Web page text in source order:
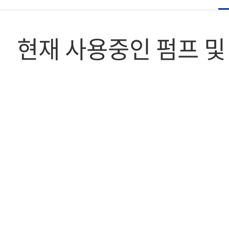
현재 사용중인 펌프